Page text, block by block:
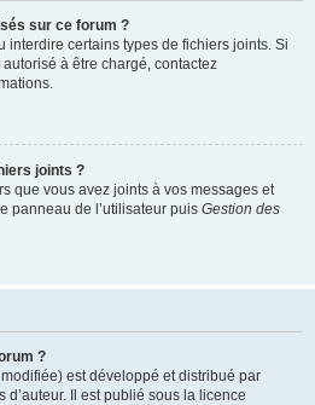
sur ce forum ?
interdire certains types de fichiers joints. Si
à être chargé, contactez
joints ?
que vous avez joints à vos messages et
panneau de l’utilisateur puis Gestion des
?
est développé et distribué par
d’auteur. Il est publié sous la licence